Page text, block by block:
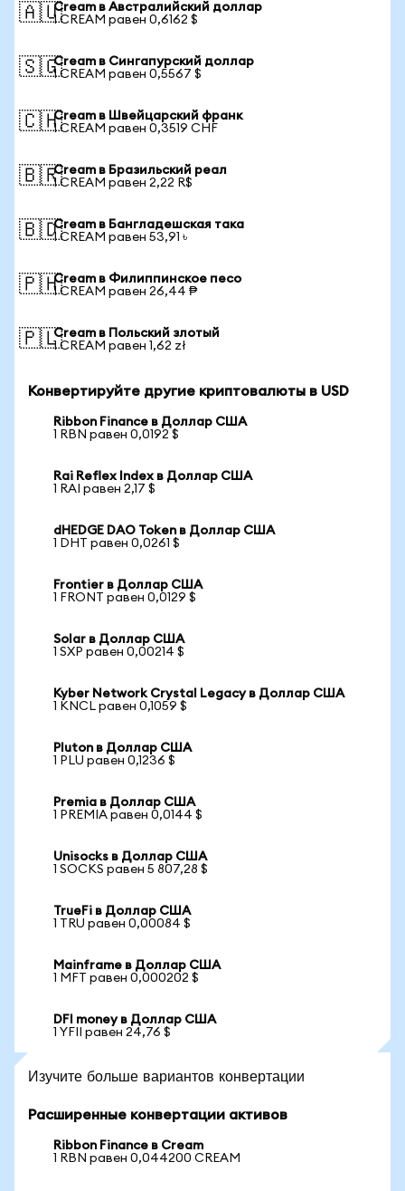
🇦🇺Cream в Австралийский доллар
1 CREAM равен 0,6162 $
🇸🇬Cream в Сингапурский доллар
1 CREAM равен 0,5567 $
🇨🇭Cream в Швейцарский франк
1 CREAM равен 0,3519 CHF
🇧🇷Cream в Бразильский реал
1 CREAM равен 2,22 R$
🇧🇩Cream в Бангладешская така
1 CREAM равен 53,91 ৳
🇵🇭Cream в Филиппинское песо
1 CREAM равен 26,44 ₱
🇵🇱Cream в Польский злотый
1 CREAM равен 1,62 zł
Конвертируйте другие криптовалюты в USD
Ribbon Finance в Доллар США
1 RBN равен 0,0192 $
Rai Reflex Index в Доллар США
1 RAI равен 2,17 $
dHEDGE DAO Token в Доллар США
1 DHT равен 0,0261 $
Frontier в Доллар США
1 FRONT равен 0,0129 $
Solar в Доллар США
1 SXP равен 0,00214 $
Kyber Network Crystal Legacy в Доллар США
1 KNCL равен 0,1059 $
Pluton в Доллар США
1 PLU равен 0,1236 $
Premia в Доллар США
1 PREMIA равен 0,0144 $
Unisocks в Доллар США
1 SOCKS равен 5 807,28 $
TrueFi в Доллар США
1 TRU равен 0,00084 $
Mainframe в Доллар США
1 MFT равен 0,000202 $
DFI money в Доллар США
1 YFII равен 24,76 $
Изучите больше вариантов конвертации
Расширенные конвертации активов
Ribbon Finance в Cream
1 RBN равен 0,044200 CREAM